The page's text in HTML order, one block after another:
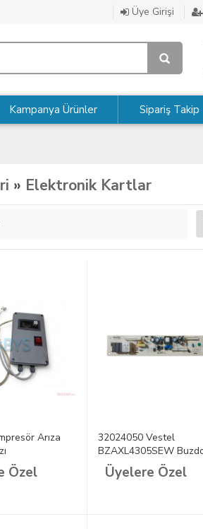
Üye Girişi
Kampanya Ürünler Sipariş Takip
» Elektronik Kartlar
Arıza
Özel
32024050 Vestel
BZAXL4305SEW
Elektronik Kart
Üyelere Özel